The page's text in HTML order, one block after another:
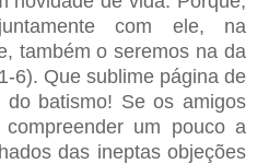
com ele, na
também o seremos na da
6). Que sublime página de
batismo! Se os amigos
compreender um pouco a
das ineptas objeções